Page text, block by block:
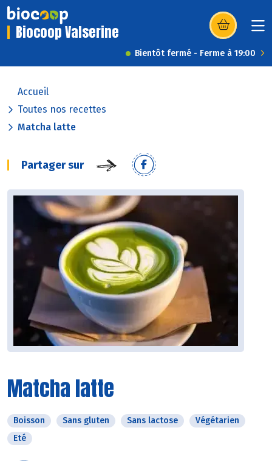
Biocoop Valserine (s’ouvre dans
Bientôt fermé - Ferme à 19:00
Accueil
Toutes nos recettes
Matcha latte
Partager sur
Matcha latte
Boisson Sans gluten Sans lactose
Végétarien
Eté